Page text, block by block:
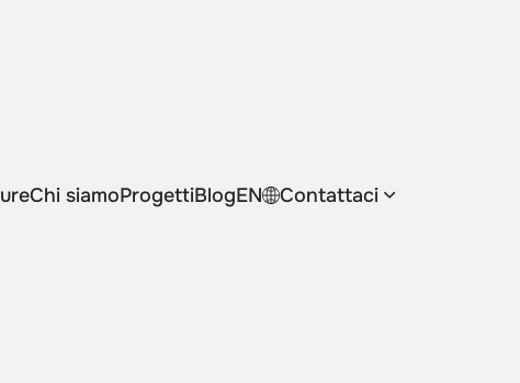
Chi siamoProgettiBlogEN Contattaci